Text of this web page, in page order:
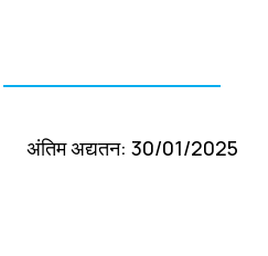
अंतिम अद्यतन: 30/01/2025